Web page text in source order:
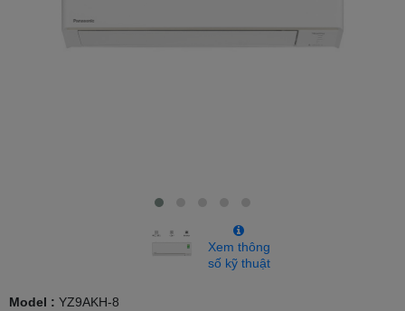
Xem thông
số kỹ thuật
Model : YZ9AKH-8